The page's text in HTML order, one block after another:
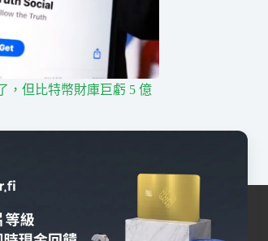
，但比特幣財庫巨虧 5 億
交易所
幣安